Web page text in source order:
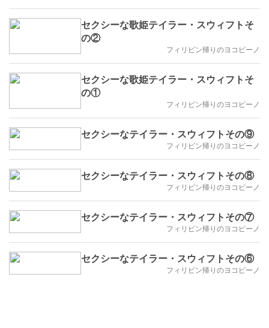
セクシーな歌姫テイラー・スウィフトそ
の②
フィリピン帰りのヨコピーノ
セクシーな歌姫テイラー・スウィフトそ
の①
フィリピン帰りのヨコピーノ
セクシーなテイラー・スウィフトその⑨
フィリピン帰りのヨコピーノ
セクシーなテイラー・スウィフトその⑧
フィリピン帰りのヨコピーノ
セクシーなテイラー・スウィフトその⑦
フィリピン帰りのヨコピーノ
セクシーなテイラー・スウィフトその⑥
フィリピン帰りのヨコピーノ